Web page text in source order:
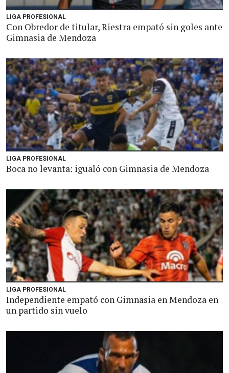
LIGA PROFESIONAL
Con Obredor de titular, Riestra empató sin goles ante
Gimnasia de Mendoza
LIGA PROFESIONAL
Boca no levanta: igualó con Gimnasia de Mendoza
LIGA PROFESIONAL
Independiente empató con Gimnasia en Mendoza en
un partido sin vuelo